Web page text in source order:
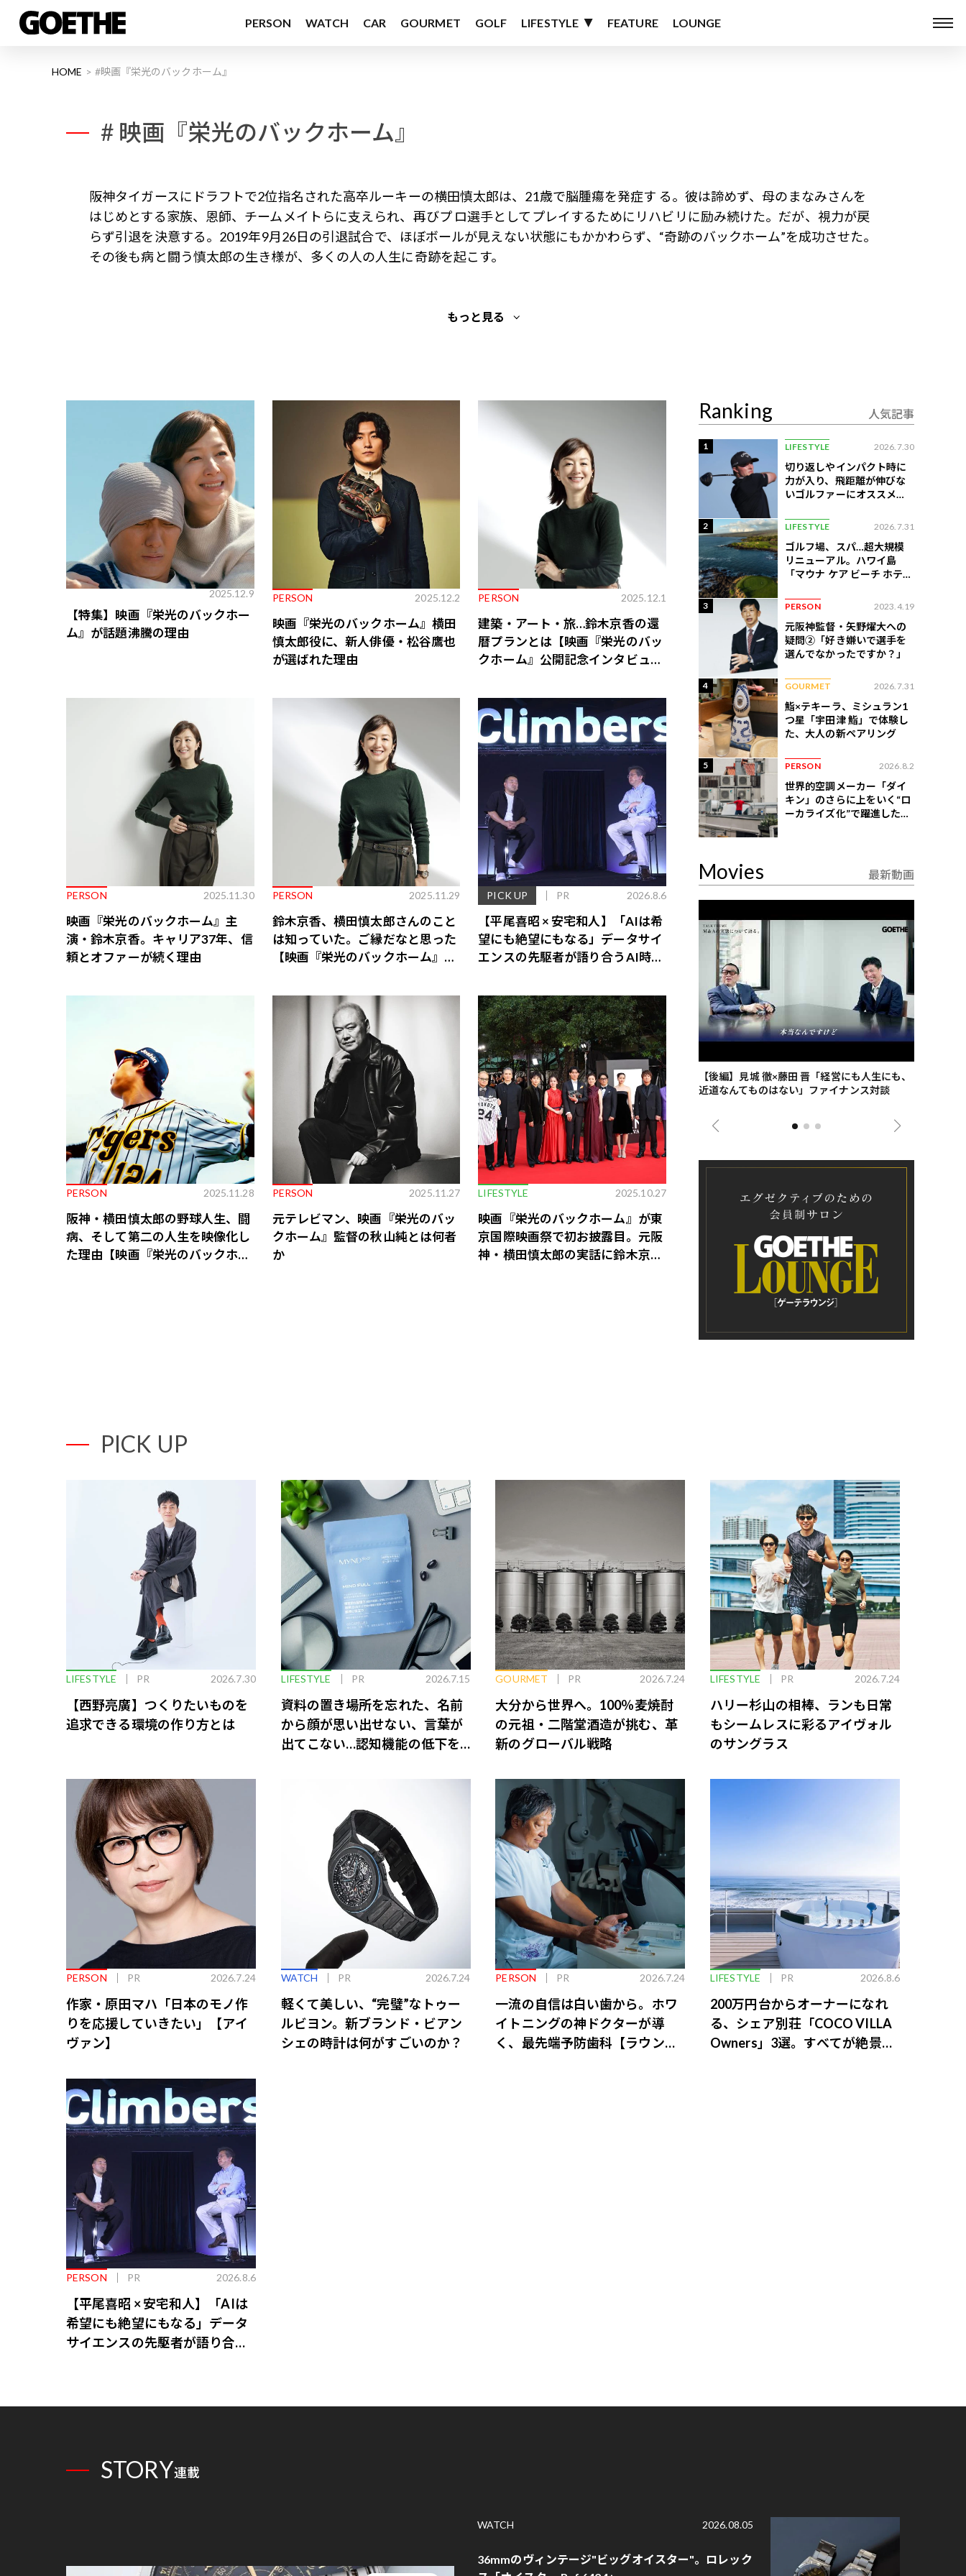
PERSON WATCH CAR GOURMET GOLF LIFESTYLE FEATURE LOUNGE
HOME #映画『栄光のバックホーム』
# 映画『栄光のバックホーム』
阪神タイガースにドラフトで2位指名された高卒ルーキーの横田慎太郎は、21歳で脳腫瘍を発症す る。彼は諦めず、母のまなみさんを
はじめとする家族、恩師、チームメイトらに支えられ、再びプ ロ選手としてプレイするためにリハビリに励み続けた。だが、視力が戻
らず引退を決意する。2019年9月26日の引退試合で、ほぼボールが見えない状態にもかかわらず、​“奇跡のバックホーム​”を成功させた。
その後も病と闘う慎太郎の生き様が、多くの人の人生に奇跡を起こす。
脚本：中井由梨子
奇跡のバックホーム 栄光のバックホーム
』（ともに幻冬舎文庫）
配給：ギャガ
2025年11月28日より全国公開
もっと見る
2025.12.9
【特集】映画『栄光のバックホー
ム』が話題沸騰の理由
PERSON 2025.12.2
映画『栄光のバックホーム』横田
慎太郎役に、新人俳優・松谷鷹也
が選ばれた理由
PERSON 2025.12.1
建築・アート・旅…鈴木京香の還
暦プランとは【映画『栄光のバッ
クホーム』公開記念インタビュ
PERSON 2025.11.30
映画『栄光のバックホーム』主
演・鈴木京香。キャリア37年、信
頼とオファーが続く理由
PERSON 2025.11.29
鈴木京香、横田慎太郎さんのこと
は知っていた。ご縁だなと思った
【映画『栄光のバックホーム』イ
PICK UP PR 2026.8.6
【平尾喜昭 × 安宅和人】「AIは希
望にも絶望にもなる」データサイ
エンスの先駆者が語り合うAI時代
PERSON 2025.11.28
阪神・横田慎太郎の野球人生、闘
病、そして第二の人生を映像化し
た理由【映画『栄光のバックホー
PERSON 2025.11.27
元テレビマン、映画『栄光のバッ
クホーム』監督の秋山純とは何者
か
LIFESTYLE 2025.10.27
映画『栄光のバックホーム』が東
京国際映画祭で初お披露目。元阪
神・横田慎太郎の実話に鈴木京
Ranking 人気記事
1 LIFESTYLE 2026.7.30
切り返しやインパクト時に
力が入り、飛距離が伸びな
いゴルファーにオススメの
2 LIFESTYLE 2026.7.31
ゴルフ場、スパ…超大規模
リニューアル。ハワイ島
「マウナ ケア ビーチ ホテ
3 PERSON 2023.4.19
元阪神監督・矢野燿大への
疑問②「好き嫌いで選手を
選んでなかったですか？」
4 GOURMET 2026.7.31
鮨×テキーラ、ミシュラン1
つ星「宇田津 鮨」で体験し
た、大人の新ペアリング
5 PERSON 2026.8.2
世界的空調メーカー「ダイ
キン」のさらに上をいく“ロ
ーカライズ化”で躍進したイ
Movies 最新動画
歌舞伎俳優・尾上右近が休息を過ごした、海最
前列ホテル「UMITO 熱海 別邸」
【後編】見城 徹×藤田 晋「経営にも人生にも、
近道なんてものはない」ファイナンス対談
PICK UP
LIFESTYLE PR 2026.7.30
【西野亮廣】つくりたいものを
追求できる環境の作り方とは
LIFESTYLE PR 2026.7.15
資料の置き場所を忘れた、名前
から顔が思い出せない、言葉が
出てこない…認知機能の低下を
GOURMET PR 2026.7.24
大分から世界へ。100％麦焼酎
の元祖・二階堂酒造が挑む、革
新のグローバル戦略
LIFESTYLE PR 2026.7.24
ハリー杉山の相棒、ランも日常
もシームレスに彩るアイヴォル
のサングラス
PERSON PR 2026.7.24
作家・原田マハ「日本のモノ作
りを応援していきたい」【アイ
ヴァン】
WATCH PR 2026.7.24
軽くて美しい、“完璧”なトゥー
ルビヨン。新ブランド・ビアン
シェの時計は何がすごいのか？
PERSON PR 2026.7.24
一流の自信は白い歯から。ホワ
イトニングの神ドクターが導
く、最先端予防歯科【ラウンジ
LIFESTYLE PR 2026.8.6
200万円台からオーナーになれ
る、シェア別荘「COCO VILLA
Owners」3選。すべてが絶景、
PERSON PR 2026.8.6
【平尾喜昭 × 安宅和人】「AIは
希望にも絶望にもなる」データ
サイエンスの先駆者が語り合う
STORY連載
WATCH 2026.08.05
36mmのヴィンテージ"ビッグオイスター"。ロレック